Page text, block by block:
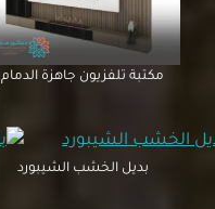
مكتبة تلفزيون جاهزة الدمام
بديل الخشب الشيبورد